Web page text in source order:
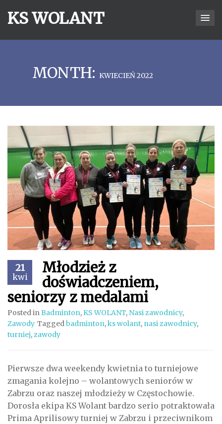
KS WOLANT
MONTH: KWIECIEŃ 2022
21
kwi
Młodzież z
doświadczeniem,
seniorzy z medalami
Posted inBadminton, KS WOLANT, Nasi zawodnicy,
Zawody Taggedbadminton,ks wolant, nasi zawodnicy,
turniej,zawody
Pierwsze dwa weekendy kwietnia to turniejowe
zmagania kolejno – wolantowych seniorów w
Zabrzu oraz naszej młodzieży w Częstochowie.
Dorosła ekipa KS Wolant bardzo serio potraktowała
Prima Aprilisowy turniej w Zabrzu i przeciwnikom